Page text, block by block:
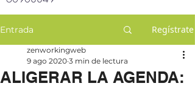
Entrada Regístrate
ALIGERAR LA AGENDA:
zenworkingweb
9 ago 2020 3 min de lectura